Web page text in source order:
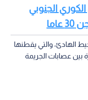
الجنوبي
الهادئ، والتي يقطنها
بين عصابات الجريمة